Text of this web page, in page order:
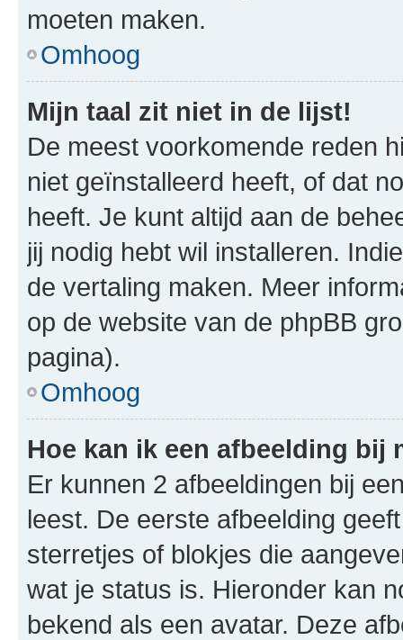
moeten maken.
Omhoog
Mijn taal zit niet in de lijst!
De meest voorkomende reden
niet geïnstalleerd heeft, of dat
heeft. Je kunt altijd aan de
jij nodig hebt wil installeren.
de vertaling maken. Meer
op de website van de phpBB
pagina).
Omhoog
Hoe kan ik een afbeelding bij
Er kunnen 2 afbeeldingen bij
leest. De eerste afbeelding
sterretjes of blokjes die
wat je status is. Hieronder kan
bekend als een avatar. Deze